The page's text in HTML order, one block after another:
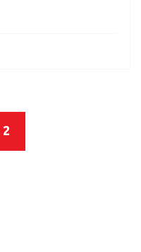
2